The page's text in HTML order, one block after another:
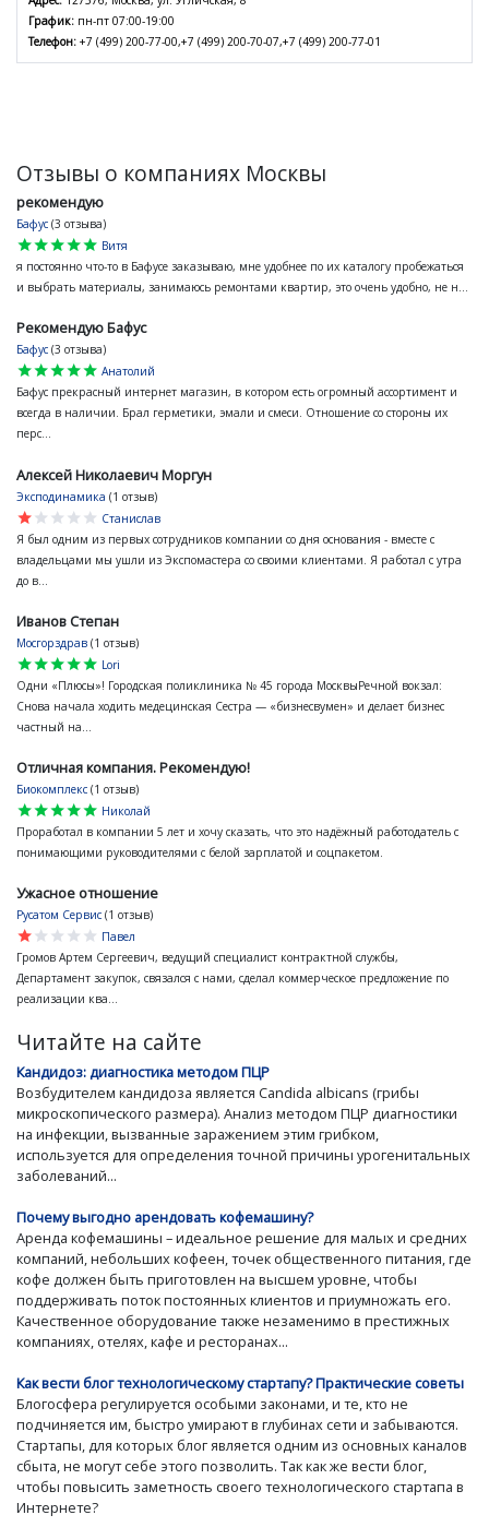
График: пн-пт 07:00-19:00
Телефон: +7 (499) 200-77-00,+7 (499) 200-70-07,+7 (499) 200-77-01
Отзывы о компаниях Москвы
рекомендую
Бафус (3 отзыва)
star
star
star
star
star
Витя
я постоянно что-то в Бафусе заказываю, мне удобнее по их каталогу пробежаться
и выбрать материалы, занимаюсь ремонтами квартир, это очень удобно, не н...
Рекомендую Бафус
Бафус (3 отзыва)
star
star
star
star
star
Анатолий
Бафус прекрасный интернет магазин, в котором есть огромный ассортимент и
всегда в наличии. Брал герметики, эмали и смеси. Отношение со стороны их
перс...
Алексей Николаевич Моргун
Эксподинамика (1 отзыв)
star
star
star
star
star
Станислав
Я был одним из первых сотрудников компании со дня основания - вместе с
владельцами мы ушли из Экспомастера со своими клиентами. Я работал с утра
до в...
Иванов Степан
Мосгорздрав (1 отзыв)
star
star
star
star
star
Lori
Одни «Плюсы»! Городская поликлиника № 45 города МосквыРечной вокзал:
Снова начала ходить медецинская Сестра — «бизнесвумен» и делает бизнес
частный на...
Отличная компания. Рекомендую!
Биокомплекс (1 отзыв)
star
star
star
star
star
Николай
Проработал в компании 5 лет и хочу сказать, что это надёжный работодатель с
понимающими руководителями с белой зарплатой и соцпакетом.
Ужасное отношение
Русатом Сервис (1 отзыв)
star
star
star
star
star
Павел
Громов Артем Сергеевич, ведущий специалист контрактной службы,
Департамент закупок, связался с нами, сделал коммерческое предложение по
реализации ква...
Читайте на сайте
Кандидоз: диагностика методом ПЦР
Возбудителем кандидоза является Candida albicans (грибы
микроскопического размера). Анализ методом ПЦР диагностики
на инфекции, вызванные заражением этим грибком,
используется для определения точной причины урогенитальных
заболеваний...
Почему выгодно арендовать кофемашину?
Аренда кофемашины – идеальное решение для малых и средних
компаний, небольших кофеен, точек общественного питания, где
кофе должен быть приготовлен на высшем уровне, чтобы
поддерживать поток постоянных клиентов и приумножать его.
Качественное оборудование также незаменимо в престижных
компаниях, отелях, кафе и ресторанах...
Как вести блог технологическому стартапу? Практические советы
Блогосфера регулируется особыми законами, и те, кто не
подчиняется им, быстро умирают в глубинах сети и забываются.
Стартапы, для которых блог является одним из основных каналов
сбыта, не могут себе этого позволить. Так как же вести блог,
чтобы повысить заметность своего технологического стартапа в
Интернете?